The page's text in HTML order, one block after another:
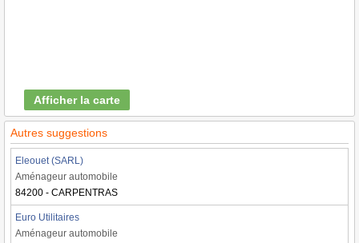
Afficher la carte
Autres suggestions
Eleouet (SARL)
Aménageur automobile
84200 - CARPENTRAS
Euro Utilitaires
Aménageur automobile